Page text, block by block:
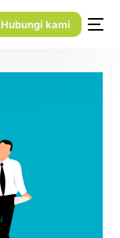
Hubungi kami